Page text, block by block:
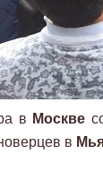
в Москве
в